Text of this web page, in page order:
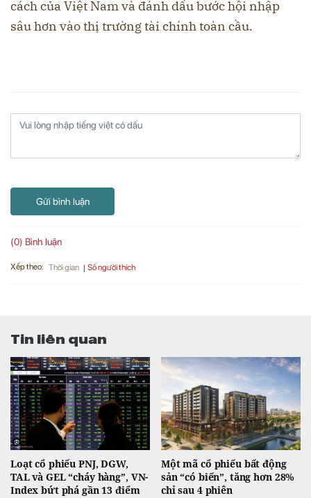
cách của Việt Nam và đánh dấu bước hội nhập
sâu hơn vào thị trường tài chính toàn cầu.
Gửi bình luận
(0) Bình luận
Xếp theo: Thời gian Số người thích
Tin liên quan
Loạt cổ phiếu PNJ, DGW,
TAL và GEL “cháy hàng”, VN-
Index bứt phá gần 13 điểm
Một mã cổ phiếu bất động
sản “có biến”, tăng hơn 28%
chỉ sau 4 phiên